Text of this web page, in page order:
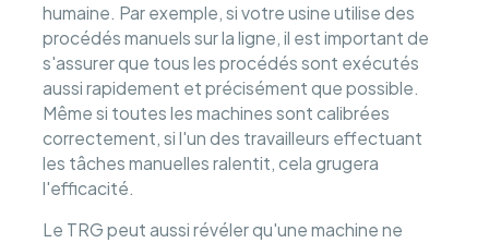
humaine. Par exemple, si votre usine utilise des
procédés manuels sur la ligne, il est important de
s'assurer que tous les procédés sont exécutés
aussi rapidement et précisément que possible.
Même si toutes les machines sont calibrées
correctement, si l'un des travailleurs effectuant
les tâches manuelles ralentit, cela grugera
l'efficacité.
Le TRG peut aussi révéler qu'une machine ne